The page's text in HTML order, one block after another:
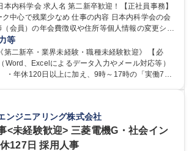
卒歓迎！【正社員事務】
め 仕事の内容 日本内科学会の会
会員）の年会費徴収や住所等個人情報の変更シス
応をお任せします。将来的には、各種委員会の運
わっていただきます。 【会員管理・データ
員）の住所変更、個人情報のシステム登録・更新
金データの照合確認 【問い合わせ対応】 ・会員
中心で残業少なめ
等
第二新卒・業界未経験・職種未経験歓迎》 【必
Word、Excelによるデータ入力やメール対応等）
学歴：大学院 大学 語学
ンジニアリング株式会社
<未経験歓迎> 三菱電機G・社会イン
127日 採用人事